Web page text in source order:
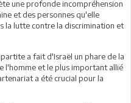
une profonde incompréhension
et des personnes qu'elle
la lutte contre la discrimination et
a fait d'Israël un phare de la
l'homme et le plus important allié
a été crucial pour la